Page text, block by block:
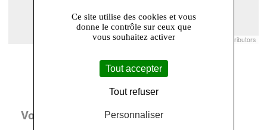
© Openstreetmap France | © contributors
Vous aimerez aussi
Ce site utilise des cookies et vous
donne le contrôle sur ceux que
vous souhaitez activer
Tout accepter
Tout refuser
Personnaliser